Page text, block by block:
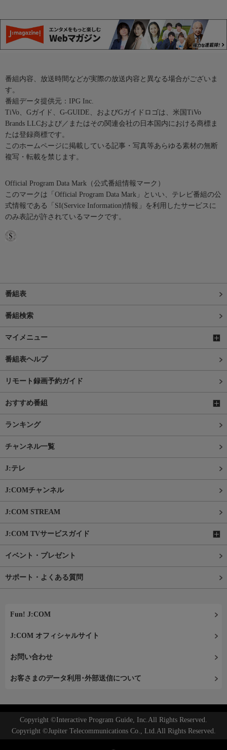
番組内容、放送時間などが実際の放送内容と異なる場合がございま
す。
番組データ提供元：IPG Inc.
TiVo、Gガイド、G-GUIDE、およびGガイドロゴは、米国TiVo
Brands LLCおよび／またはその関連会社の日本国内における商標ま
たは登録商標です。
このホームページに掲載している記事・写真等あらゆる素材の無断
複写・転載を禁じます。
Official Program Data Mark（公式番組情報マーク）
このマークは「Official Program Data Mark」といい、テレビ番組の公
式情報である「SI(Service Information)情報」を利用したサービスに
のみ表記が許されているマークです。
番組表
番組検索
マイメニュー
番組表ヘルプ
リモート録画予約ガイド
おすすめ番組
ランキング
チャンネル一覧
J:テレ
J:COMチャンネル
J:COM STREAM
J:COM TVサービスガイド
イベント・プレゼント
サポート・よくある質問
Fun! J:COM
J:COM オフィシャルサイト
お問い合わせ
お客さまのデータ利用･外部送信について
Copyright ©Interactive Program Guide, Inc.All Rights Reserved.
Copyright ©Jupiter Telecommunications Co., Ltd.All Rights Reserved.